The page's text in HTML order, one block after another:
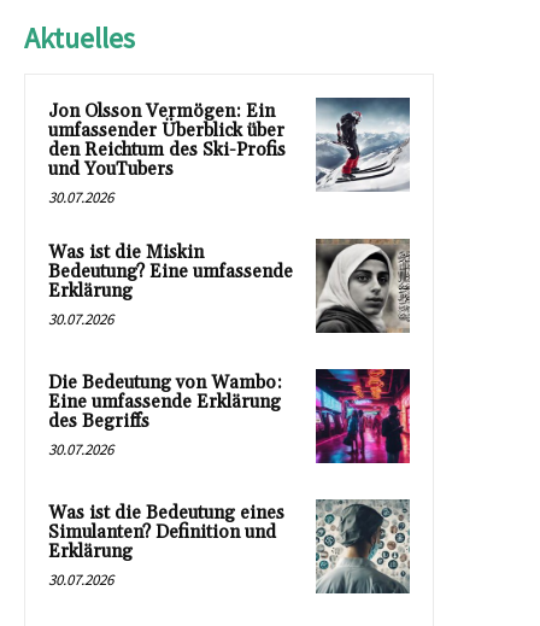
Aktuelles
Jon Olsson Vermögen: Ein
umfassender Überblick über
den Reichtum des Ski-Profis
und YouTubers
30.07.2026
Was ist die Miskin
Bedeutung? Eine umfassende
Erklärung
30.07.2026
Die Bedeutung von Wambo:
Eine umfassende Erklärung
des Begriffs
30.07.2026
Was ist die Bedeutung eines
Simulanten? Definition und
Erklärung
30.07.2026